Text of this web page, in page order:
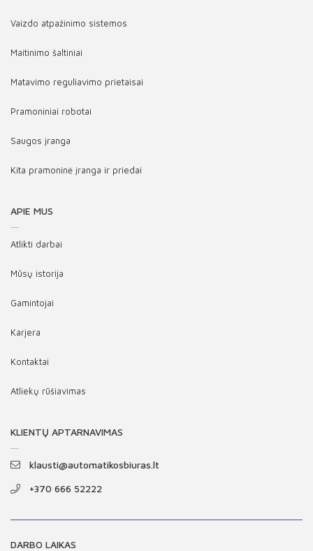
Vaizdo atpažinimo sistemos
Maitinimo šaltiniai
Matavimo reguliavimo prietaisai
Pramoniniai robotai
Saugos įranga
Kita pramoninė įranga ir priedai
APIE MUS
Atlikti darbai
Mūsų istorija
Gamintojai
Karjera
Kontaktai
Atliekų rūšiavimas
KLIENTŲ APTARNAVIMAS
klausti@automatikosbiuras.lt
+370 666 52222
DARBO LAIKAS